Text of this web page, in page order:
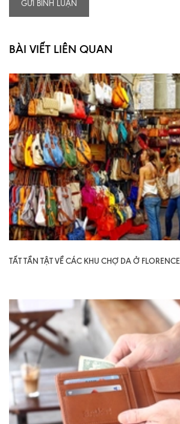
GỬI BÌNH LUẬN
BÀI VIẾT LIÊN QUAN
TẤT TẦN TẬT VỀ CÁC KHU CHỢ DA Ở FLORENCE